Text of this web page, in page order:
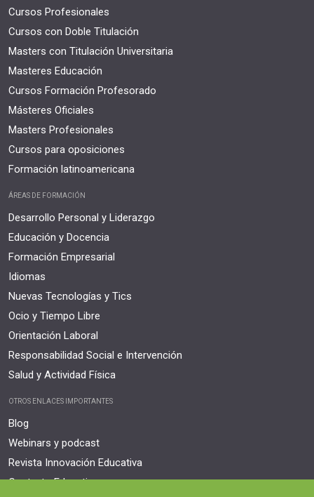
Cursos Profesionales
Cursos con Doble Titulación
Masters con Titulación Universitaria
Masteres Educación
Cursos Formación Profesorado
Másteres Oficiales
Masters Profesionales
Cursos para oposiciones
Formación latinoamericana
ÁREAS DE FORMACIÓN
Desarrollo Personal y Liderazgo
Educación y Docencia
Formación Empresarial
Idiomas
Nuevas Tecnologías y Tics
Ocio y Tiempo Libre
Orientación Laboral
Responsabilidad Social e Intervención
Salud y Actividad Física
OTROS ENLACES IMPORTANTES
Blog
Webinars y podcast
Revista Innovación Educativa
Contexto Educativo